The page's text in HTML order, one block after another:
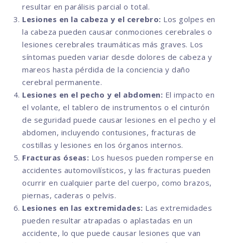
resultar en parálisis parcial o total.
Lesiones en la cabeza y el cerebro: Los golpes en
la cabeza pueden causar conmociones cerebrales o
lesiones cerebrales traumáticas más graves. Los
síntomas pueden variar desde dolores de cabeza y
mareos hasta pérdida de la conciencia y daño
cerebral permanente.
Lesiones en el pecho y el abdomen: El impacto en
el volante, el tablero de instrumentos o el cinturón
de seguridad puede causar lesiones en el pecho y el
abdomen, incluyendo contusiones, fracturas de
costillas y lesiones en los órganos internos.
Fracturas óseas: Los huesos pueden romperse en
accidentes automovilísticos, y las fracturas pueden
ocurrir en cualquier parte del cuerpo, como brazos,
piernas, caderas o pelvis.
Lesiones en las extremidades: Las extremidades
pueden resultar atrapadas o aplastadas en un
accidente, lo que puede causar lesiones que van